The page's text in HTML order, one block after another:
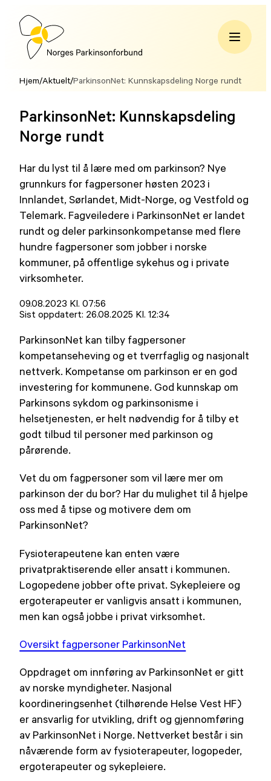
Hopp
innholdNorges
Hjem/Aktuelt/ParkinsonNet: Kunnskapsdeling Norge rundt
ParkinsonNet: Kunnskapsdeling
Norge rundt
Har du lyst til å lære med om parkinson? Nye
grunnkurs for fagpersoner høsten 2023 i
Innlandet, Sørlandet, Midt-Norge, og Vestfold og
Telemark. Fagveiledere i ParkinsonNet er landet
rundt og deler parkinsonkompetanse med flere
hundre fagpersoner som jobber i norske
kommuner, på offentlige sykehus og i private
virksomheter.
Lagt
ut
09.08.2023 Kl. 07:56
Sist oppdatert: 26.08.2025 Kl. 12:34
ParkinsonNet kan tilby fagpersoner
kompetanseheving og et tverrfaglig og nasjonalt
nettverk. Kompetanse om parkinson er en god
investering for kommunene. God kunnskap om
Parkinsons sykdom og parkinsonisme i
helsetjenesten, er helt nødvendig for å tilby et
godt tilbud til personer med parkinson og
pårørende.
Vet du om fagpersoner som vil lære mer om
parkinson der du bor? Har du mulighet til å hjelpe
oss med å tipse og motivere dem om
ParkinsonNet?
Fysioterapeutene kan enten være
privatpraktiserende eller ansatt i kommunen.
Logopedene jobber ofte privat. Sykepleiere og
ergoterapeuter er vanligvis ansatt i kommunen,
men kan også jobbe i privat virksomhet.
Oversikt fagpersoner ParkinsonNet
Oppdraget om innføring av ParkinsonNet er gitt
av norske myndigheter. Nasjonal
koordineringsenhet (tilhørende Helse Vest HF)
er ansvarlig for utvikling, drift og gjennomføring
av ParkinsonNet i Norge. Nettverket består i sin
nåværende form av fysioterapeuter, logopeder,
ergoterapeuter og sykepleiere.